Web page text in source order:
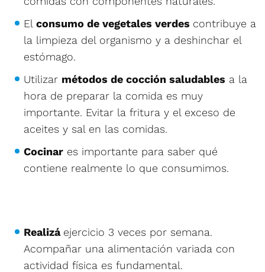
El consumo de vegetales verdes contribuye a
la limpieza del organismo y a deshinchar el
estómago.
Utilizar métodos de cocción saludables a la
hora de preparar la comida es muy
importante. Evitar la fritura y el exceso de
aceites y sal en las comidas.
Cocinar es importante para saber qué
contiene realmente lo que consumimos.
Realizá ejercicio 3 veces por semana.
Acompañar una alimentación variada con
actividad física es fundamental.